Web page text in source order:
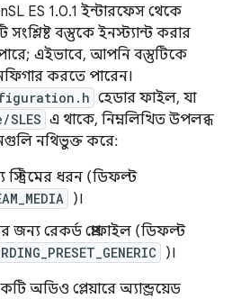
ES 1.0.1 ইন্টারফেস থেকে
বস্তুকে ইনস্ট্যান্ট করার
এইভাবে, আপনি বস্তুটিকে
করতে পারেন।
হেডার ফাইল, যা
এ থাকে, নিম্নলিখিত উপলব্ধ
নথিভুক্ত করে:
স্ট্রিমের ধরন (ডিফল্ট
)।
জন্য রেকর্ড প্রোফাইল (ডিফল্ট
)।
অডিও প্লেয়ারে অ্যান্ড্রয়েড